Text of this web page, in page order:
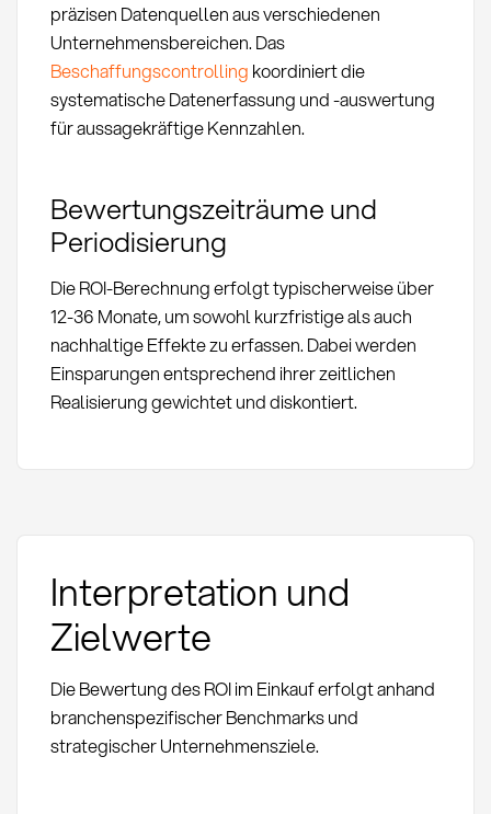
präzisen Datenquellen aus verschiedenen
Unternehmensbereichen. Das
Beschaffungscontrolling koordiniert die
systematische Datenerfassung und -auswertung
für aussagekräftige Kennzahlen.
Bewertungszeiträume und
Periodisierung
Die ROI-Berechnung erfolgt typischerweise über
12-36 Monate, um sowohl kurzfristige als auch
nachhaltige Effekte zu erfassen. Dabei werden
Einsparungen entsprechend ihrer zeitlichen
Realisierung gewichtet und diskontiert.
Interpretation und
Zielwerte
Die Bewertung des ROI im Einkauf erfolgt anhand
branchenspezifischer Benchmarks und
strategischer Unternehmensziele.